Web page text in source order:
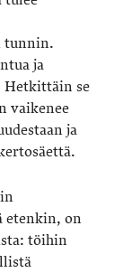
tunnin.
ja
Hetkittäin se
vaikenee
ja
etenkin, on
töihin